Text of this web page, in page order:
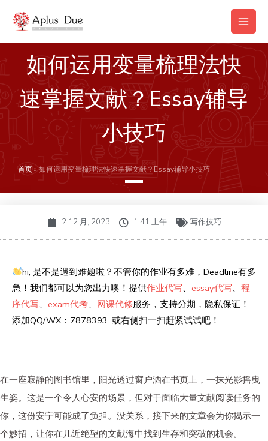
内
Main
如何运用变量梳理法快
速掌握文献？Essay辅导
小技巧
首页» 如何运用变量梳理法快速掌握文献？Essay辅导小技巧
2 12 月, 2023 1:41 上午 写作技巧
hi, 是不是遇到难题啦？不管你的作业有多难，Deadline有多
急！我们都可以为您出力噢！提供作业代写、 essay代写、 程
序代写、 exam代考、 网课代修服务，支持分期，隐私保证！
添加QQ/WX：7878393. 或右侧扫一扫赶紧试试吧！
在一座寂静的图书馆里，阳光透过窗户洒在书页上，一抹光影摇曳
生姿。这是一个令人心安的场景，但对于面临大量文献阅读任务的
你，这份安宁可能成了负担。没关系，接下来的文章会为你揭示一
个妙招，让你在几近绝望的文献海中找到生存和突破的机会。